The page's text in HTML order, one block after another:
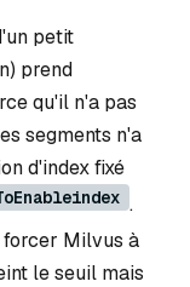
petit
prend
qu'il n'a pas
segments n'a
d'index fixé
.
Milvus à
le seuil mais